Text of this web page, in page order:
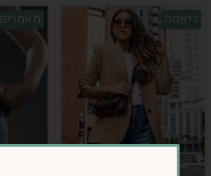
דיאטה מאמרים